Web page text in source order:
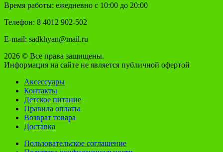
Время работы: ежедневно с 10:00 до 20:00
Телефон: 8 4012 902-502
E-mail: sadkhyan@mail.ru
2026 © Все права защищены.
Информация на сайте не является публичной офертой
Аксессуары
Контакты
Детское питание
Правила оплаты
Возврат товара
Доставка
Пользовательское соглашение